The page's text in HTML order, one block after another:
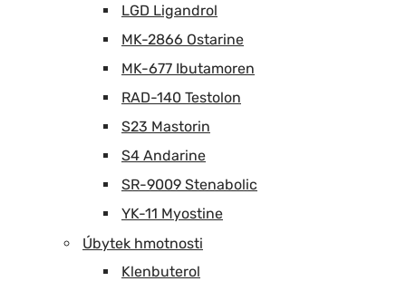
LGD Ligandrol
MK-2866 Ostarine
MK-677 Ibutamoren
RAD-140 Testolon
S23 Mastorin
S4 Andarine
SR-9009 Stenabolic
YK-11 Myostine
Úbytek hmotnosti
Klenbuterol